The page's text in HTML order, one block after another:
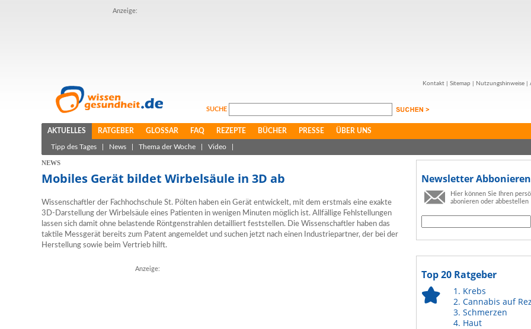
Anzeige:
Kontakt Sitemap Nutzungshinweise
SUCHE
AKTUELLES RATGEBER GLOSSAR FAQ REZEPTE BÜCHER PRESSE ÜBER UNS
Tipp des Tages News Thema der Woche Video
NEWS
Mobiles Gerät bildet Wirbelsäule in 3D ab
Wissenschaftler der Fachhochschule St. Pölten haben ein Gerät entwickelt, mit dem erstmals eine exakte
3D-Darstellung der Wirbelsäule eines Patienten in wenigen Minuten möglich ist. Allfällige Fehlstellungen
lassen sich damit ohne belastende Röntgenstrahlen detailliert feststellen. Die Wissenschaftler haben das
taktile Messgerät bereits zum Patent angemeldet und suchen jetzt nach einen Industriepartner, der bei der
Herstellung sowie beim Vertrieb hilft.
Anzeige:
Newsletter Abbonieren
Hier können Sie Ihren
abonieren oder abbestellen
Top 20 Ratgeber
Krebs
Cannabis auf
Schmerzen
Haut